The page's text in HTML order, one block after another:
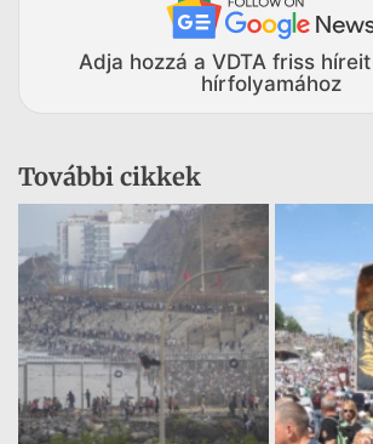
Adja hozzá a VDTA friss
hírfolyamához
További cikkek